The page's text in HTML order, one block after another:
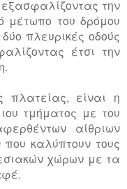
εξασφαλίζοντας την
μέτωπο του δρόμου
πλευρικές οδούς
έτσι την
πλατείας, είναι η
τμήματος με του
αίθριων
καλύπτουν τους
χώρων με τα